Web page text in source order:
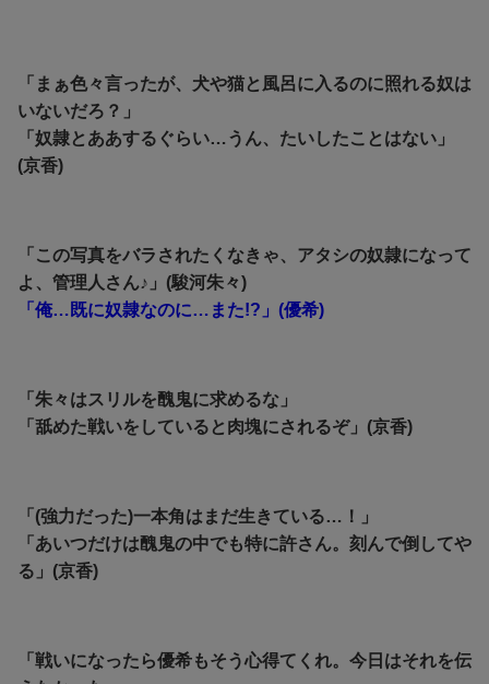
「まぁ色々言ったが、犬や猫と風呂に入るのに照れる奴は
いないだろ？」
「奴隷とああするぐらい…うん、たいしたことはない」
(京香)
「この写真をバラされたくなきゃ、アタシの奴隷になって
よ、管理人さん♪」(駿河朱々)
「俺…既に奴隷なのに…また!?」(優希)
「朱々はスリルを醜鬼に求めるな」
「舐めた戦いをしていると肉塊にされるぞ」(京香)
「(強力だった)一本角はまだ生きている…！」
「あいつだけは醜鬼の中でも特に許さん。刻んで倒してや
る」(京香)
「戦いになったら優希もそう心得てくれ。今日はそれを伝